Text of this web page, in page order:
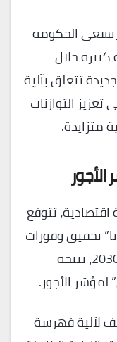
الحكومة
كبيرة خلال
تتعلق بآلية
التوازنات
متزايدة.
تتوقع
تحقيق وفورات
تصل إلى 1.2 مليار يورو بحلول عام 2030، نتيجة
الأجور.
لآلية فهرسة